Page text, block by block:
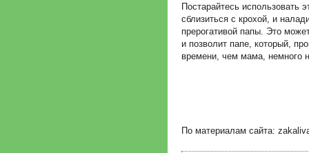
Постарайтесь использовать
сблизиться с крохой, и
прерогативой папы. Это
и позволит папе, который,
времени, чем мама, немного
По материалам сайта: